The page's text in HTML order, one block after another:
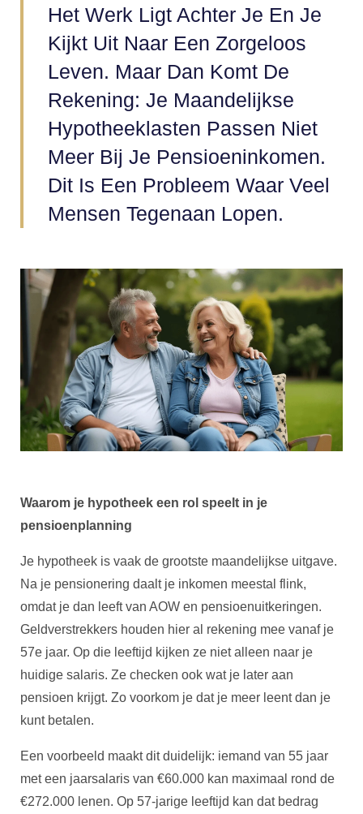
Het Werk Ligt Achter Je En Je
Kijkt Uit Naar Een Zorgeloos
Leven. Maar Dan Komt De
Rekening: Je Maandelijkse
Hypotheeklasten Passen Niet
Meer Bij Je Pensioeninkomen.
Dit Is Een Probleem Waar Veel
Mensen Tegenaan Lopen.
Waarom je hypotheek een rol speelt in je
pensioenplanning
Je hypotheek is vaak de grootste maandelijkse uitgave.
Na je pensionering daalt je inkomen meestal flink,
omdat je dan leeft van AOW en pensioenuitkeringen.
Geldverstrekkers houden hier al rekening mee vanaf je
57e jaar. Op die leeftijd kijken ze niet alleen naar je
huidige salaris. Ze checken ook wat je later aan
pensioen krijgt. Zo voorkom je dat je meer leent dan je
kunt betalen.
Een voorbeeld maakt dit duidelijk: iemand van 55 jaar
met een jaarsalaris van €60.000 kan maximaal rond de
€272.000 lenen. Op 57-jarige leeftijd kan dat bedrag